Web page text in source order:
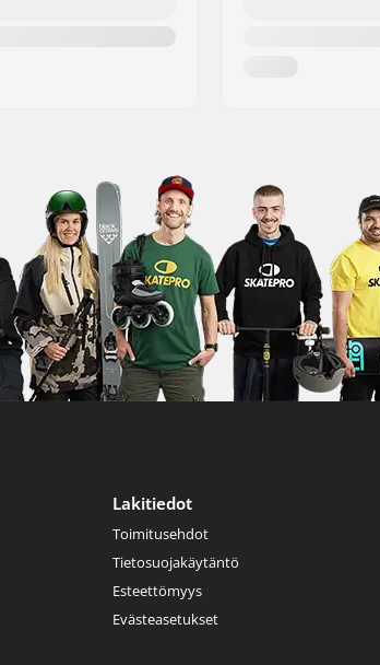
Lakitiedot
Toimitusehdot
Tietosuojakäytäntö
Esteettömyys
Evästeasetukset